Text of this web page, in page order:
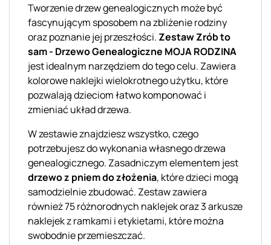
Tworzenie drzew genealogicznych może być
fascynującym sposobem na zbliżenie rodziny
oraz poznanie jej przeszłości. Zestaw Zrób to
sam - Drzewo Genealogiczne MOJA RODZINA
jest idealnym narzędziem do tego celu. Zawiera
kolorowe naklejki wielokrotnego użytku, które
pozwalają dzieciom łatwo komponować i
zmieniać układ drzewa.
W zestawie znajdziesz wszystko, czego
potrzebujesz do wykonania własnego drzewa
genealogicznego. Zasadniczym elementem jest
drzewo z pniem do złożenia, które dzieci mogą
samodzielnie zbudować. Zestaw zawiera
również 75 różnorodnych naklejek oraz 3 arkusze
naklejek z ramkami i etykietami, które można
swobodnie przemieszczać.